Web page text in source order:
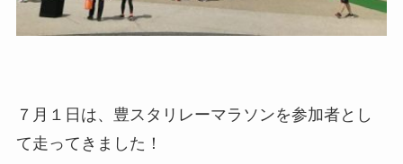
７月１日は、 豊スタリレーマラソンを参加者とし
て走ってきました！